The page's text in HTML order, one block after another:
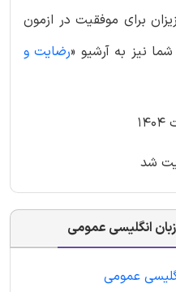
برای موفقیت در ازمون
نیز به آرشیو «رضایت و
انگلیسی عمومی
عمومی